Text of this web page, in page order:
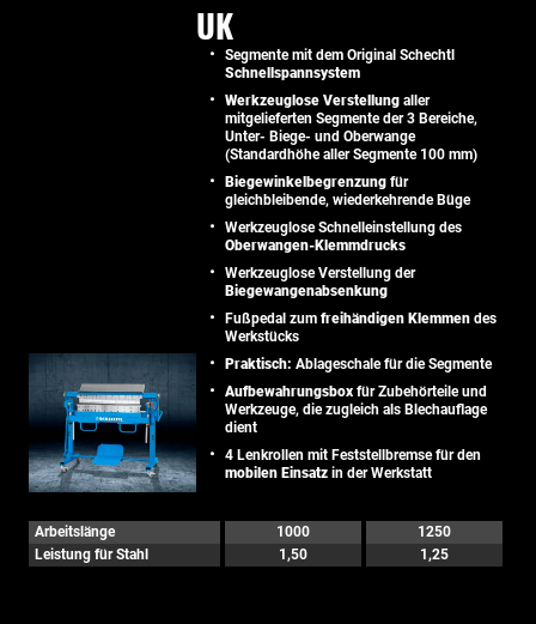
UK
Segmente mit dem Original Schechtl
Schnellspannsystem
Werkzeuglose Verstellung aller
mitgelieferten Segmente der 3 Bereiche,
Unter- Biege- und Oberwange
(Standardhöhe aller Segmente 100 mm)
Biegewinkelbegrenzung für
gleichbleibende, wiederkehrende Büge
Werkzeuglose Schnelleinstellung des
Oberwangen-Klemmdrucks
Werkzeuglose Verstellung der
Biegewangenabsenkung
Fußpedal zum freihändigen Klemmen des
Werkstücks
Praktisch: Ablageschale für die Segmente
Aufbewahrungsbox für Zubehörteile und
Werkzeuge, die zugleich als Blechauflage
dient
4 Lenkrollen mit Feststellbremse für den
mobilen Einsatz in der Werkstatt
Arbeitslänge 1000
1250
Leistung für Stahl
1,50 1,25